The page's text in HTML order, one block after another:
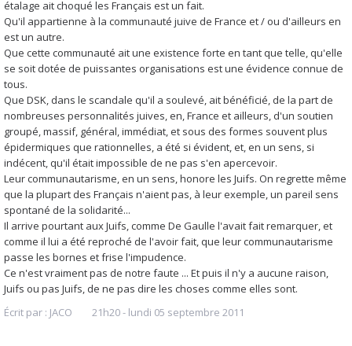
étalage ait choqué les Français est un fait.
Qu'il appartienne à la communauté juive de France et / ou d'ailleurs en
est un autre.
Que cette communauté ait une existence forte en tant que telle, qu'elle
se soit dotée de puissantes organisations est une évidence connue de
tous.
Que DSK, dans le scandale qu'il a soulevé, ait bénéficié, de la part de
nombreuses personnalités juives, en, France et ailleurs, d'un soutien
groupé, massif, général, immédiat, et sous des formes souvent plus
épidermiques que rationnelles, a été si évident, et, en un sens, si
indécent, qu'il était impossible de ne pas s'en apercevoir.
Leur communautarisme, en un sens, honore les Juifs. On regrette même
que la plupart des Français n'aient pas, à leur exemple, un pareil sens
spontané de la solidarité...
Il arrive pourtant aux Juifs, comme De Gaulle l'avait fait remarquer, et
comme il lui a été reproché de l'avoir fait, que leur communautarisme
passe les bornes et frise l'impudence.
Ce n'est vraiment pas de notre faute ... Et puis il n'y a aucune raison,
Juifs ou pas Juifs, de ne pas dire les choses comme elles sont.
Écrit par : JACO 21h20- lundi 05 septembre 2011